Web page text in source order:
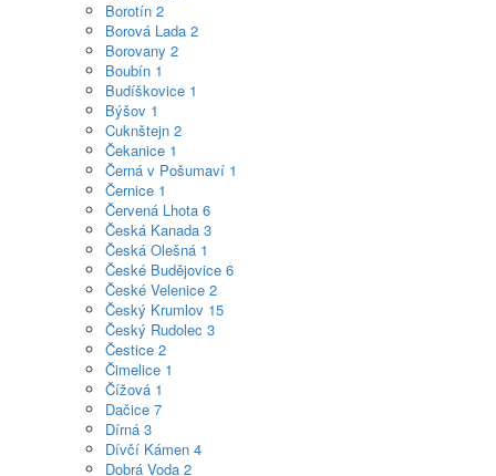
Borotín 2
Borová Lada 2
Borovany 2
Boubín 1
Budíškovice 1
Býšov 1
Cuknštejn 2
Čekanice 1
Černá v Pošumaví 1
Černice 1
Červená Lhota 6
Česká Kanada 3
Česká Olešná 1
České Budějovice 6
České Velenice 2
Český Krumlov 15
Český Rudolec 3
Čestice 2
Čimelice 1
Čížová 1
Dačice 7
Dírná 3
Dívčí Kámen 4
Dobrá Voda 2